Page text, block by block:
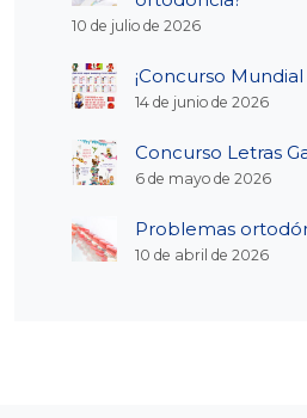
10 de julio de 2026
¡Concurso
14 de junio de 2026
Concurso Letras
6 de mayo de 2026
Problemas
10 de abril de 2026